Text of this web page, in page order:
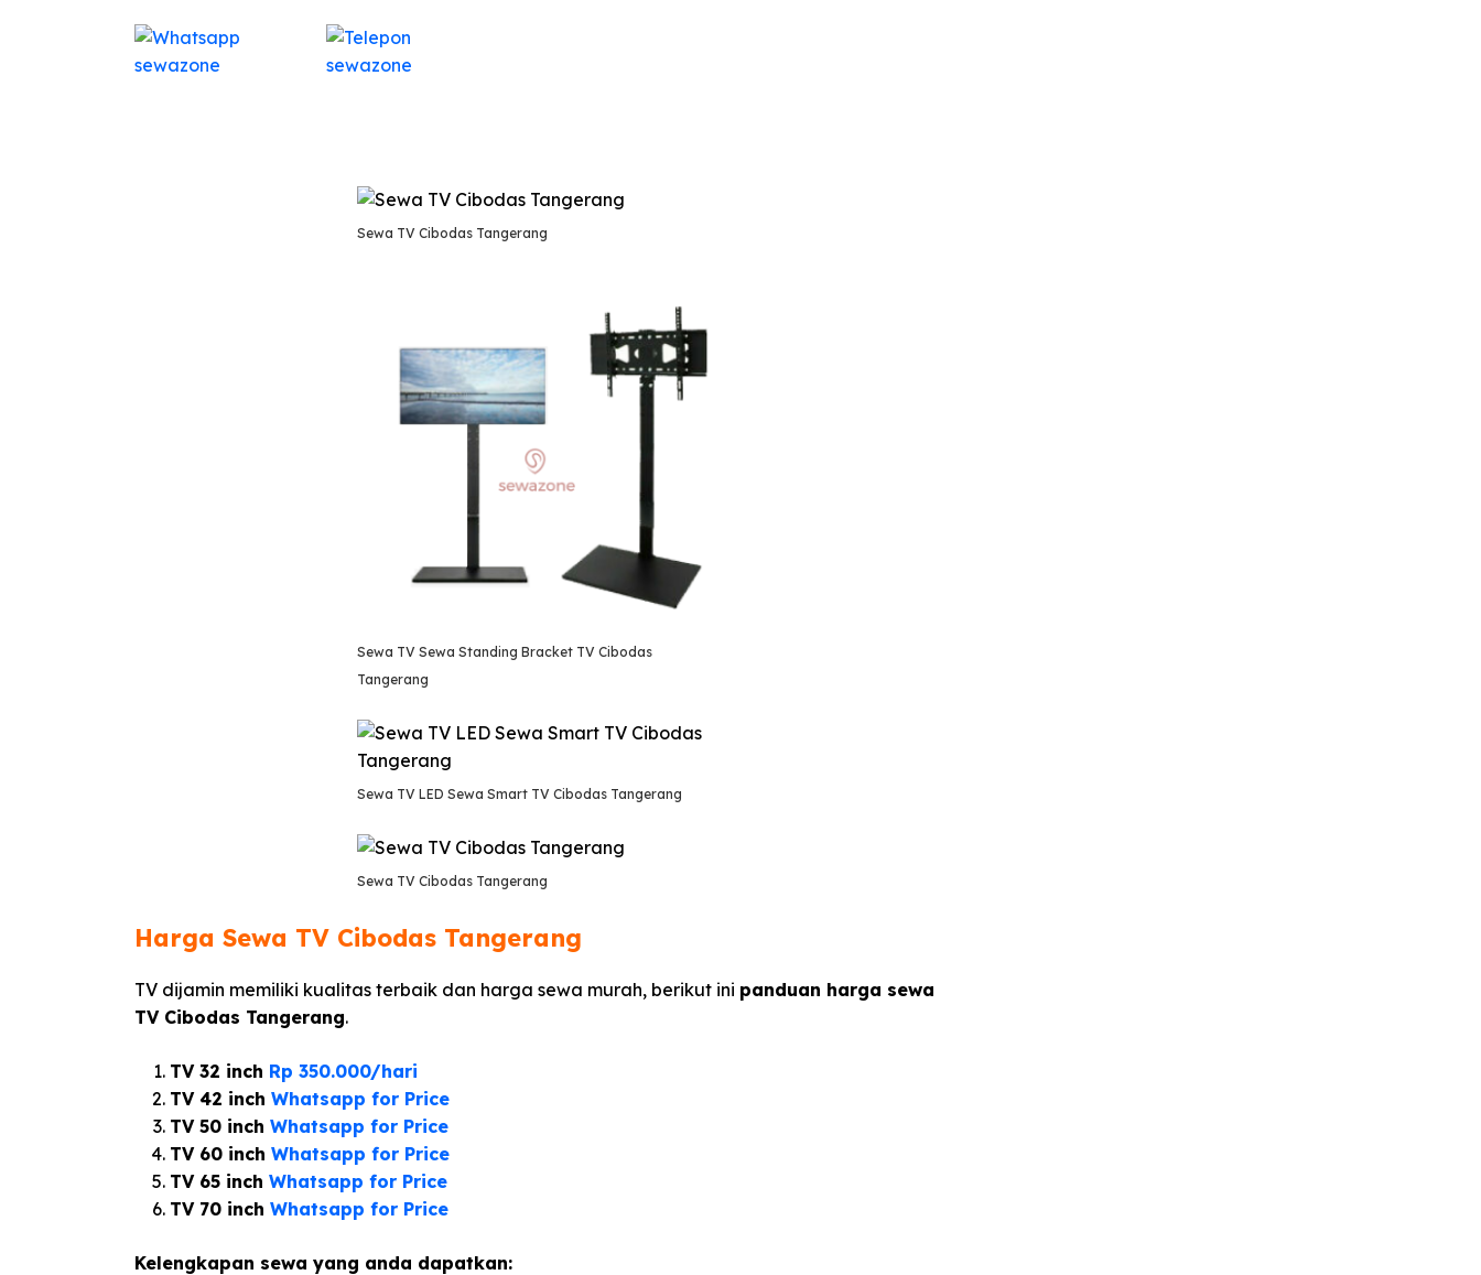
Sewa TV Cibodas Tangerang
Sewa TV Sewa Standing Bracket TV Cibodas
Tangerang
Sewa TV LED Sewa Smart TV Cibodas Tangerang
Sewa TV Cibodas Tangerang
Harga Sewa TV Cibodas Tangerang
TV dijamin memiliki kualitas terbaik dan harga sewa murah, berikut ini panduan harga sewa
TV Cibodas Tangerang.
TV 32 inch Rp 350.000/hari
TV 42 inch Whatsapp for Price
TV 50 inch Whatsapp for Price
TV 60 inch Whatsapp for Price
TV 65 inch Whatsapp for Price
TV 70 inch Whatsapp for Price
Kelengkapan sewa yang anda dapatkan: